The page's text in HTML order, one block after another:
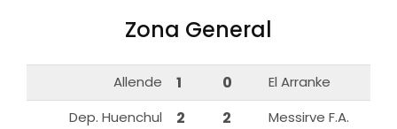
Zona General
Allende 1 0
El Arranke
Dep. Huenchul
2 2
Messirve F.A.